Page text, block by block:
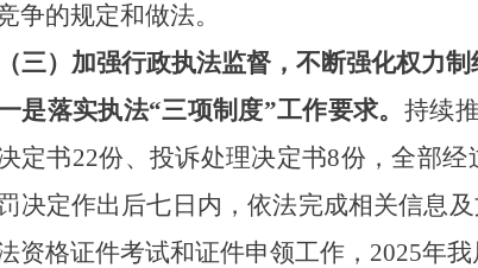
争的规定和做法。
（三）加强行政执法监督，不断强化权力制
是落实执法“三项制度”工作要求。 持续
定书22份、投诉处理决定书8份，全部
决定作出后七日内，依法完成相关信息
资格证件考试和证件申领工作 ， 2025年